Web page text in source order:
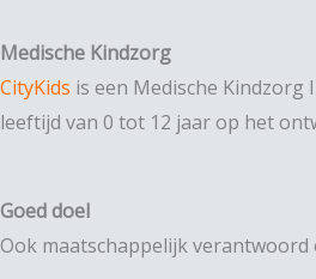
Medische Kindzorg
CityKids is een Medische
leeftijd van 0 tot 12 jaar op het
Goed doel
Ook maatschappelijk verantwoord